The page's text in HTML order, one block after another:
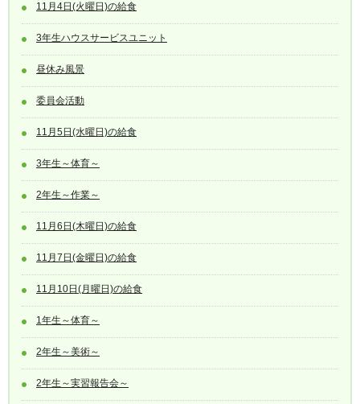
11月4日(火曜日)の給食
3年生ハウスサービスユニット
昼休み風景
委員会活動
11月5日(水曜日)の給食
3年生～体育～
2年生～作業～
11月6日(木曜日)の給食
11月7日(金曜日)の給食
11月10日(月曜日)の給食
1年生～体育～
2年生～美術～
2年生～実習報告会～